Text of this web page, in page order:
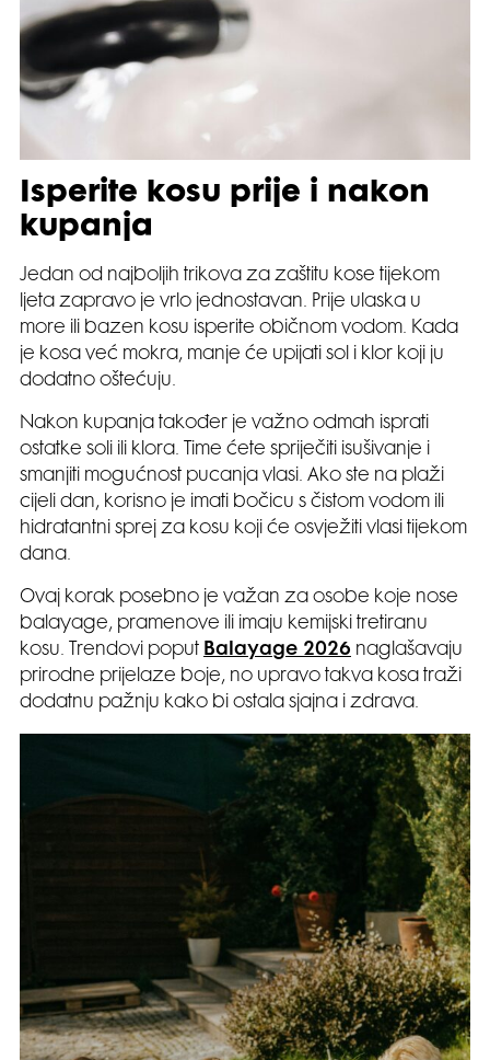
Isperite kosu prije i nakon
kupanja
Jedan od najboljih trikova za zaštitu kose tijekom
ljeta zapravo je vrlo jednostavan. Prije ulaska u
more ili bazen kosu isperite običnom vodom. Kada
je kosa već mokra, manje će upijati sol i klor koji ju
dodatno oštećuju.
Nakon kupanja također je važno odmah isprati
ostatke soli ili klora. Time ćete spriječiti isušivanje i
smanjiti mogućnost pucanja vlasi. Ako ste na plaži
cijeli dan, korisno je imati bočicu s čistom vodom ili
hidratantni sprej za kosu koji će osvježiti vlasi tijekom
dana.
Ovaj korak posebno je važan za osobe koje nose
balayage, pramenove ili imaju kemijski tretiranu
kosu. Trendovi poput Balayage 2026 naglašavaju
prirodne prijelaze boje, no upravo takva kosa traži
dodatnu pažnju kako bi ostala sjajna i zdrava.